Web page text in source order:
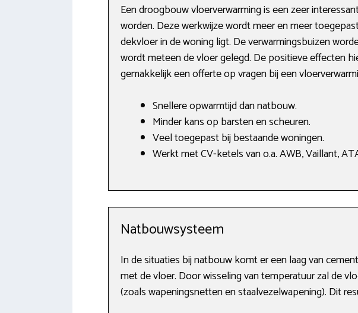
Een droogbouw vloerverwarming is een zeer
worden. Deze werkwijze wordt meer en meer
dekvloer in de woning ligt. De verwarmingsbuizen
wordt meteen de vloer gelegd. De positieve effecten
gemakkelijk een offerte op vragen bij een
Snellere opwarmtijd dan natbouw.
Minder kans op barsten en scheuren.
Veel toegepast bij bestaande woningen.
Werkt met CV-ketels van o.a. AWB, Vaillant,
Natbouwsysteem
In de situaties bij natbouw komt er een laag van
met de vloer. Door wisseling van temperatuur zal de
(zoals wapeningsnetten en staalvezelwapening). Dit